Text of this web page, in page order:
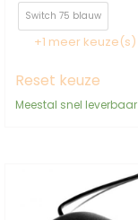
Switch 75 blauw
+1 meer keuze(s)
Reset keuze
Meestal snel leverbaar